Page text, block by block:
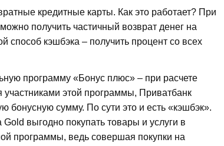
кредитные карты. Как это работает? При
получить частичный возврат денег на
способ кэшбэка – получить процент со всех
программу «Бонус плюс» – при расчете
участниками этой программы, Приватбанк
бонусную сумму. По сути это и есть «кэшбэк».
выгодно покупать товары и услуги в
программы, ведь совершая покупки на